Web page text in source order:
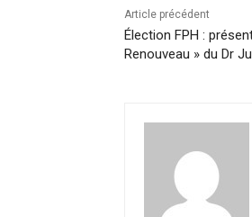
Article précédent
Élection FPH :
Renouveau » du Dr